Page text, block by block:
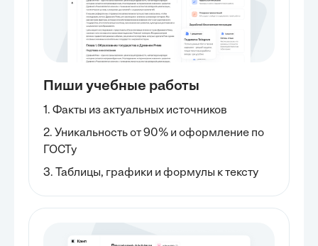
Пиши учебные работы
1. Факты из актуальных источников
2. Уникальность от 90% и оформление по
ГОСТу
3. Таблицы, графики и формулы к тексту